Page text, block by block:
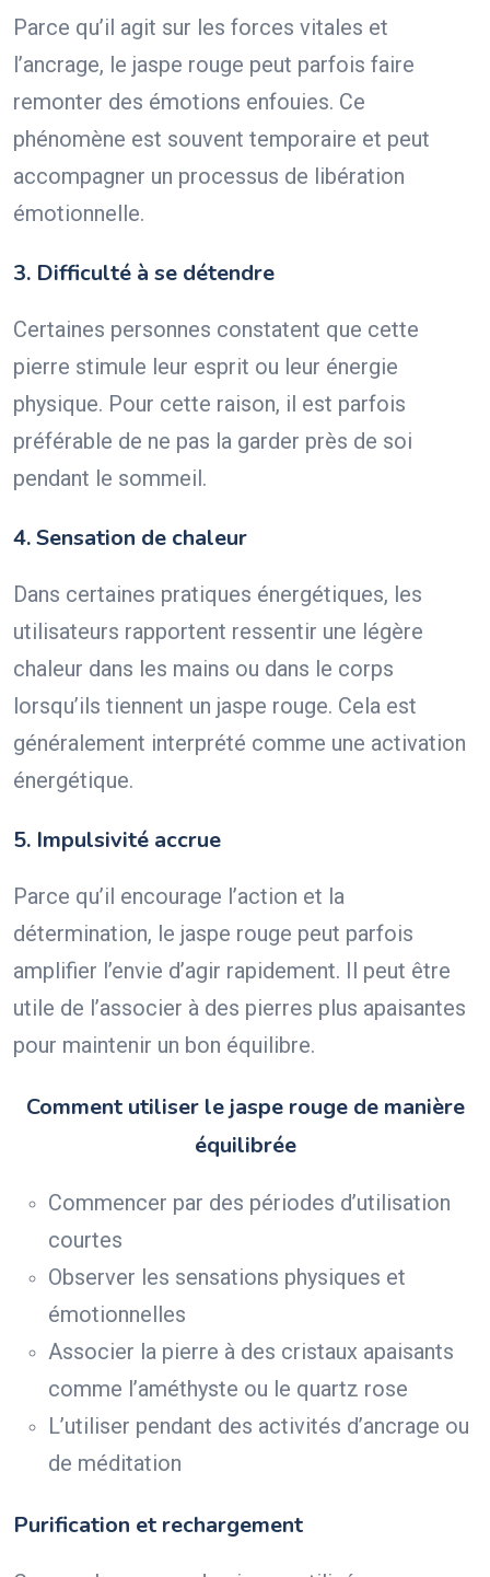
Parce qu’il agit sur les forces vitales et
l’ancrage, le jaspe rouge peut parfois faire
remonter des émotions enfouies. Ce
phénomène est souvent temporaire et peut
accompagner un processus de libération
émotionnelle.
3. Difficulté à se détendre
Certaines personnes constatent que cette
pierre stimule leur esprit ou leur énergie
physique. Pour cette raison, il est parfois
préférable de ne pas la garder près de soi
pendant le sommeil.
4. Sensation de chaleur
Dans certaines pratiques énergétiques, les
utilisateurs rapportent ressentir une légère
chaleur dans les mains ou dans le corps
lorsqu’ils tiennent un jaspe rouge. Cela est
généralement interprété comme une activation
énergétique.
5. Impulsivité accrue
Parce qu’il encourage l’action et la
détermination, le jaspe rouge peut parfois
amplifier l’envie d’agir rapidement. Il peut être
utile de l’associer à des pierres plus apaisantes
pour maintenir un bon équilibre.
Comment utiliser le jaspe rouge de manière
équilibrée
Commencer par des périodes d’utilisation
courtes
Observer les sensations physiques et
émotionnelles
Associer la pierre à des cristaux apaisants
comme l’améthyste ou le quartz rose
L’utiliser pendant des activités d’ancrage ou
de méditation
Purification et rechargement